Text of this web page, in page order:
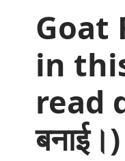
Goat
in
read
बनाई।)